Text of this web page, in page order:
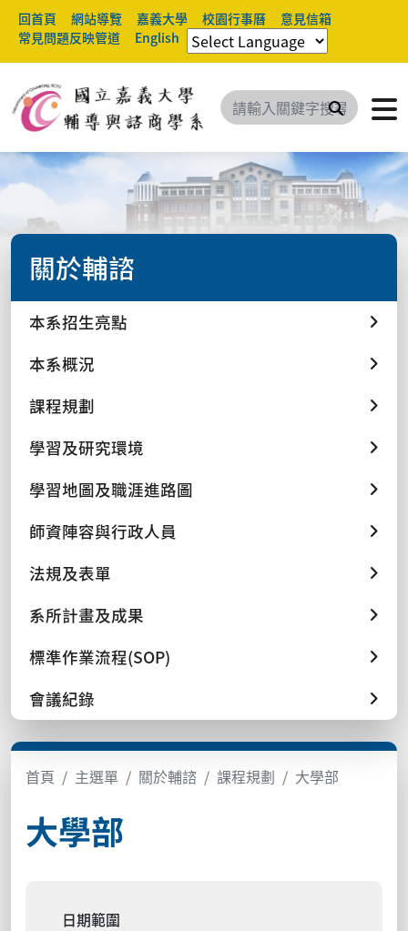
回首頁 網站導覽 嘉義大學 校園行事曆
意見信箱
常見問題反映管道
English
搜尋
關於輔諮
本系招生亮點
本系概況
課程規劃
學習及研究環境
學習地圖及職涯進路圖
師資陣容與行政人員
法規及表單
系所計畫及成果
標準作業流程(SOP)
會議紀錄
首頁 主選單 關於輔諮 課程規劃 大學部
大學部
日期範圍